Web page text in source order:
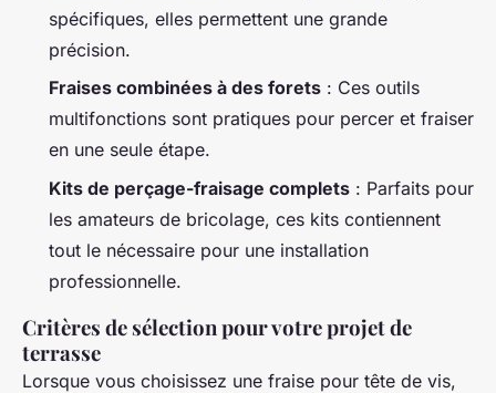
spécifiques, elles permettent une grande
précision.
Fraises combinées à des forets : Ces outils
multifonctions sont pratiques pour percer et fraiser
en une seule étape.
Kits de perçage-fraisage complets : Parfaits pour
les amateurs de bricolage, ces kits contiennent
tout le nécessaire pour une installation
professionnelle.
Critères de sélection pour votre projet de
terrasse
Lorsque vous choisissez une fraise pour tête de vis,